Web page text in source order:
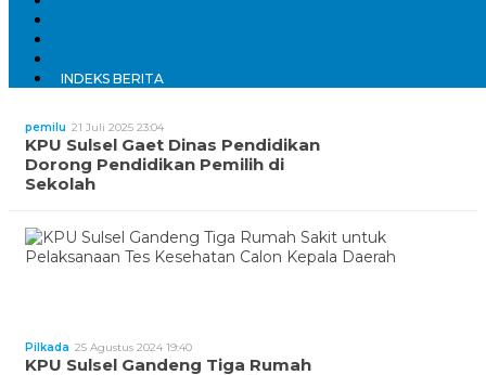
INDEKS BERITA
pemilu 21 Juli 2025 23:04
KPU Sulsel Gaet Dinas Pendidikan
Dorong Pendidikan Pemilih di
Sekolah
Pilkada 25 Agustus 2024 19:40
KPU Sulsel Gandeng Tiga Rumah